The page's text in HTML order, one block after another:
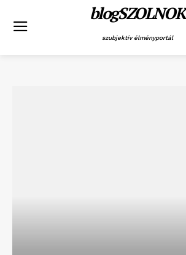
blogSZOLNOK
szubjektív élményportál